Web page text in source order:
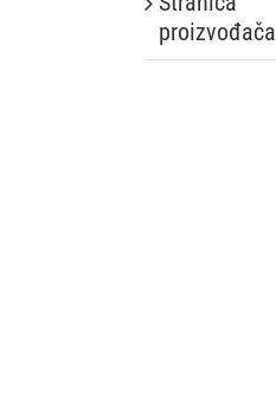
proizvođača